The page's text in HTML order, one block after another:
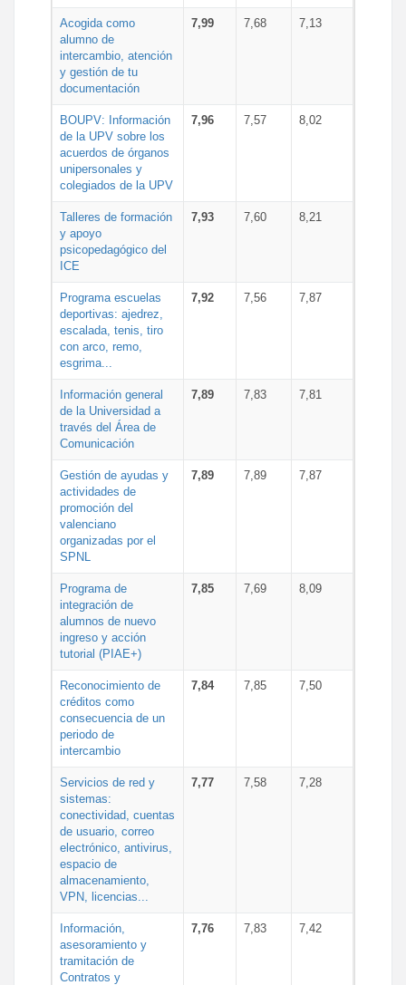
Acogida como
alumno de
intercambio, atención
y gestión de tu
documentación
7,99 7,68 7,13
BOUPV: Información
de la UPV sobre los
acuerdos de órganos
unipersonales y
colegiados de la UPV
7,96 7,57 8,02
Talleres de formación
y apoyo
psicopedagógico del
ICE
7,93 7,60 8,21
Programa escuelas
deportivas: ajedrez,
escalada, tenis, tiro
con arco, remo,
esgrima...
7,92 7,56 7,87
Información general
de la Universidad a
través del Área de
Comunicación
7,89 7,83 7,81
Gestión de ayudas y
actividades de
promoción del
valenciano
organizadas por el
SPNL
7,89 7,89 7,87
Programa de
integración de
alumnos de nuevo
ingreso y acción
tutorial (PIAE+)
7,85 7,69 8,09
Reconocimiento de
créditos como
consecuencia de un
periodo de
intercambio
7,84 7,85 7,50
Servicios de red y
sistemas:
conectividad, cuentas
de usuario, correo
electrónico, antivirus,
espacio de
almacenamiento,
VPN, licencias...
7,77 7,58 7,28
Información,
asesoramiento y
tramitación de
Contratos y
7,76 7,83 7,42